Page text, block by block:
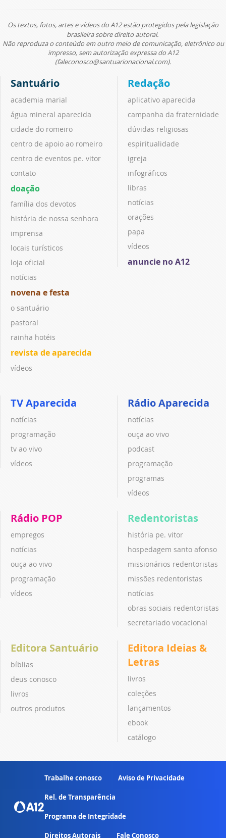
Os textos, fotos, artes e vídeos do A12 estão protegidos pela legislação
brasileira sobre direito autoral.
Não reproduza o conteúdo em outro meio de comunicação, eletrônico ou
impresso, sem autorização expressa do A12
(faleconosco@santuarionacional.com).
Santuário
academia marial
água mineral aparecida
cidade do romeiro
centro de apoio ao romeiro
centro de eventos pe. vitor
contato
doação
família dos devotos
história de nossa senhora
imprensa
locais turísticos
loja oficial
notícias
novena e festa
o santuário
pastoral
rainha hotéis
revista de aparecida
vídeos
Redação
aplicativo aparecida
campanha da fraternidade
dúvidas religiosas
espiritualidade
igreja
infográficos
libras
notícias
orações
papa
vídeos
anuncie no A12
TV Aparecida
notícias
programação
tv ao vivo
vídeos
Rádio Aparecida
notícias
ouça ao vivo
podcast
programação
programas
vídeos
Rádio POP
empregos
notícias
ouça ao vivo
programação
vídeos
Redentoristas
história pe. vitor
hospedagem santo afonso
missionários redentoristas
missões redentoristas
notícias
obras sociais redentoristas
secretariado vocacional
Editora Santuário
bíblias
deus conosco
livros
outros produtos
Editora Ideias &
Letras
livros
coleções
lançamentos
ebook
catálogo
Trabalhe conosco Aviso de Privacidade
Rel. de Transparência
Programa de Integridade
Direitos Autorais Fale Conosco